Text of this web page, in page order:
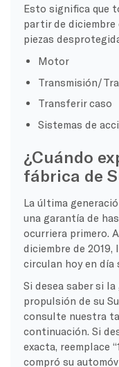
Esto significa que
partir de diciembre
piezas
Motor
Transmisión/
Transferir caso
Sistemas de
¿Cuándo
fábrica de
La última
una garantía de
ocurriera primero.
diciembre de 2019,
circulan hoy en día
Si desea saber si
propulsión de su
consulte nuestra
continuación. Si
exacta, reemplace
compró su